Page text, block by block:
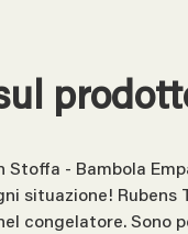
Stoffa - Bambola
situazione! Rubens
congelatore. Sono